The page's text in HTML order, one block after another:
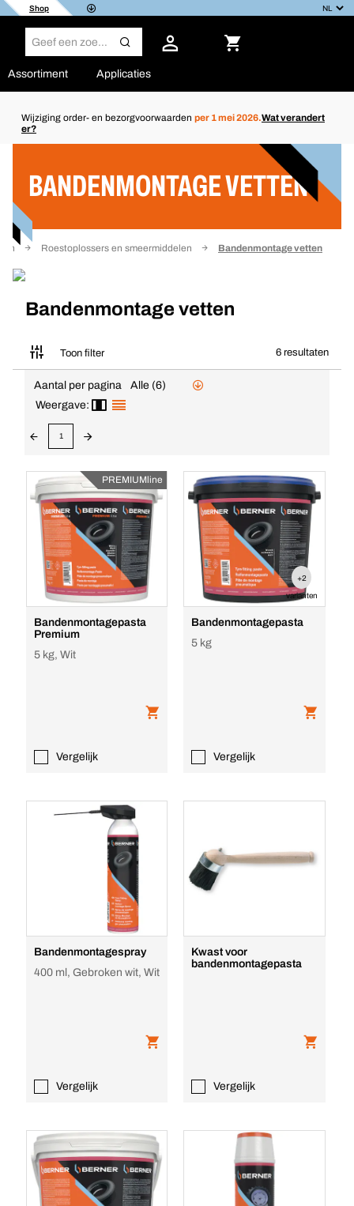
Shop
Assortiment Applicaties
Wijziging order- en bezorgvoorwaarden per 1 mei 2026.Wat verandert
er?
BANDENMONTAGE VETTEN
Roestoplossers en smeermiddelen Bandenmontage vetten
Bandenmontage vetten
Toon filter 6 resultaten
Aantal per pagina
Alle (6)
Weergave:
1
PREMIUMline
Bandenmontagepasta
Premium
5 kg, Wit
Vergelijk
+2
varianten
Bandenmontagepasta
5 kg
Vergelijk
Bandenmontagespray
400 ml, Gebroken wit, Wit
Vergelijk
Kwast voor
bandenmontagepasta
Vergelijk